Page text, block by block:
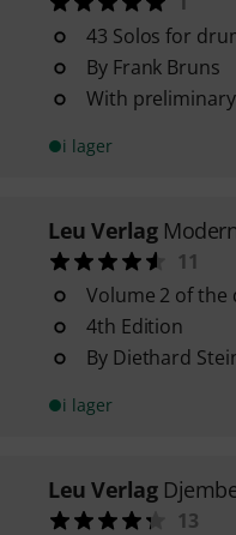
43 Solos for
By Frank Bruns
With
i lager
Leu Verlag
11
Volume 2 of
4th Edition
By Diethard
i lager
Leu Verlag
13